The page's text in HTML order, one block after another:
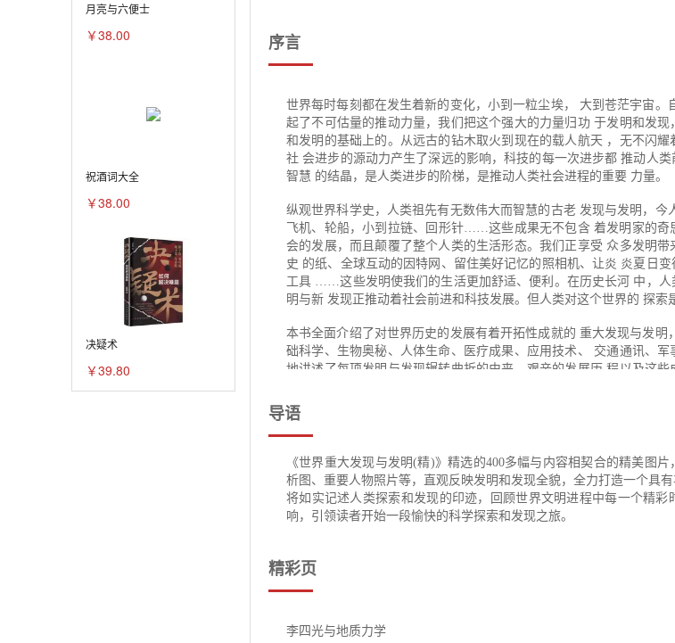
月亮与六便士
￥38.00
祝酒词大全
￥38.00
决疑术
￥39.80
阿波罗计划
彗星的真面目
哈雷和哈雷彗星
流星雨的成因发现
发现脉冲星
神秘的“太白”金星
水星的真面目
从方程中解出来的海王星
施瓦贝发现太阳黑子
航天飞机
人类在太空的住所——空间站
序言
世界每时每刻都在发生着新的变化，小到一粒尘埃， 大到苍茫宇宙。
起了不可估量的推动力量，我们把这个强大的力量归功 于发明和发
和发明的基础上的。从远古的钻木取火到现在的载人航天 ，无不闪
社 会进步的源动力产生了深远的影响，科技的每一次进步都 推动人
智慧 的结晶，是人类进步的阶梯，是推动人类社会进程的重要 力量。
纵观世界科学史，人类祖先有无数伟大而智慧的古老 发现与发明，今
飞机、轮船，小到拉链、回形针……这些成果无不包含 着发明家的
会的发展，而且颠覆了整个人类的生活形态。我们正享受 众多发明
史 的纸、全球互动的因特网、留住美好记忆的照相机、让炎 炎夏日
工具 ……这些发明使我们的生活更加舒适、便利。在历史长河 中，人
明与新 发现正推动着社会前进和科技发展。但人类对这个世界的 探索
本书全面介绍了对世界历史的发展有着开拓性成就的 重大发现与发
础科学、生物奥秘、人体生命、医疗成果、应用技术、 交通通讯、
地讲述了每项发明与发现辗转曲折的由来、艰辛的发展历 程以及这
读 者展示一部脉络清晰的世界发明和发现的历史，凸显重大 发明与
大作 用和深远影响，探索发明和发现的启迪意义。
本书旨在引领读者探索改变人类命运的科学结晶，发 现科学的奥秘与
默生所言：一项发明创造会带来更多的发明创造。读本 书能让读者
关注人类社会发展的重大问题，培养创新思维，学会站在 巨人的肩
的 科学家和发明家富兰克林曾勉励大家说：“我们在享受着 他人的发
自 己的发明去为他人服务。”
机结合，以一种全新的方式诠释科学。同时，本书将版 式设计和体例
些辅助栏目，对世界发展史上具有重大影响的大事件 、发现和发明、
解 析图、重要人物照片等，直观反映发明和发现全貌，全力 打造一个
导语
《世界重大发现与发明(精)》精选的400多幅与内容相契合的精美图
析图、重要人物照片等，直观反映发明和发现全貌，全力打造一个具
将如实记述人类探索和发现的印迹，回顾世界文明进程中每一个精
响，引领读者开始一段愉快的科学探索和发现之旅。
精彩页
李四光与地质力学